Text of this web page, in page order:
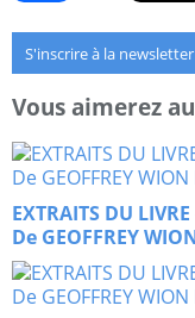
S'inscrire à la newsletter
Vous aimerez
EXTRAITS DU
De GEOFFREY